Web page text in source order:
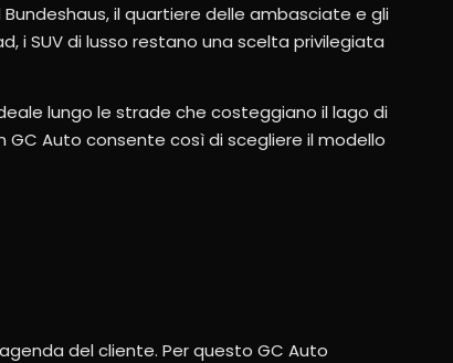
il quartiere delle ambasciate e gli
i SUV di lusso restano una scelta privilegiata
lungo le strade che costeggiano il lago di
GC Auto consente così di scegliere il modello
del cliente. Per questo GC Auto